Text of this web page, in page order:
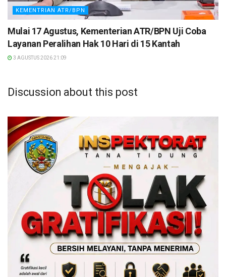
KEMENTRIAN ATR/BPN
Mulai 17 Agustus, Kementerian ATR/BPN Uji Coba
Layanan Peralihan Hak 10 Hari di 15 Kantah
3 AGUSTUS 2026 21:09
Discussion about this post